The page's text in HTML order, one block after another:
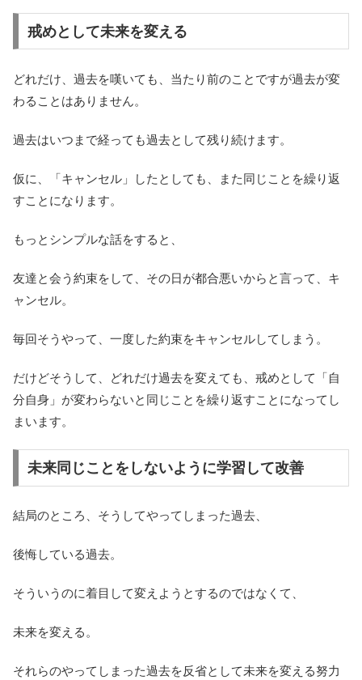
戒めとして未来を変える
どれだけ、過去を嘆いても、当たり前のことですが過去が変
わることはありません。
過去はいつまで経っても過去として残り続けます。
仮に、「キャンセル」したとしても、また同じことを繰り返
すことになります。
もっとシンプルな話をすると、
友達と会う約束をして、その日が都合悪いからと言って、キ
ャンセル。
毎回そうやって、一度した約束をキャンセルしてしまう。
だけどそうして、どれだけ過去を変えても、戒めとして「自
分自身」が変わらないと同じことを繰り返すことになってし
まいます。
未来同じことをしないように学習して改善
結局のところ、そうしてやってしまった過去、
後悔している過去。
そういうのに着目して変えようとするのではなくて、
未来を変える。
それらのやってしまった過去を反省として未来を変える努力